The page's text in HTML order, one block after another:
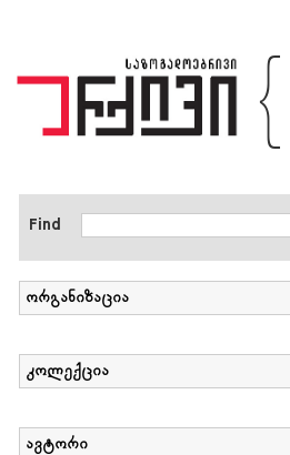
{
Find
ორგანიზაცია
კოლექცია
ავტორი